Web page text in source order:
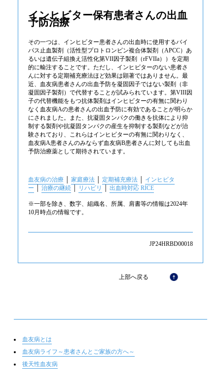
インヒビター保有患者さんの出血
予防治療
その一つは、インヒビター患者さんの出血時に使用するバイ
パス止血製剤（活性型プロトロンビン複合体製剤（APCC）あ
るいは遺伝子組換え活性化第VII因子製剤（rFVIIa））を定期
的に輸注することです。ただし、インヒビターのない患者さ
んに対する定期補充療法ほど効果は顕著ではありません。最
近、血友病患者さんの出血予防を凝固因子ではない製剤（非
凝固因子製剤）で代替することが試みられています。第VIII因
子の代替機能をもつ抗体製剤はインヒビターの有無に関わり
なく血友病Aの患者さんの出血予防に有効であることが明らか
にされました。また、抗凝固タンパクの働きを抗体により抑
制する製剤や抗凝固タンパクの産生を抑制する製剤などが治
験されており、これらはインヒビターの有無に関わりなく、
血友病A患者さんのみならず血友病B患者さんに対しても出血
予防治療薬として期待されています。
血友病の治療│ 家庭療法│ 定期補充療法│ インヒビタ
ー
治療の継続│ リハビリ 出血時対応 RICE
※一部を除き、数字、組織名、所属、肩書等の情報は2024年
10月時点の情報です。
JP24HRBD00018
上部へ戻る
血友病とは
血友病ライフ～患者さんとご家族の方へ～
後天性血友病